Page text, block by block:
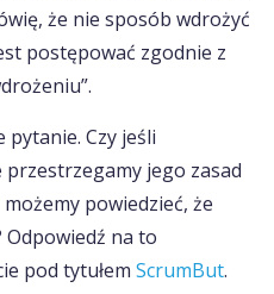
że nie sposób wdrożyć
postępować zgodnie z
Czy jeśli
jego zasad
powiedzieć, że
Odpowiedź na to
pod tytułem ScrumBut.